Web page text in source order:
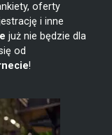
oferty
i inne
już nie będzie dla
od
!